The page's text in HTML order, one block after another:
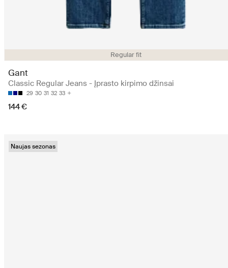
Regular fit
Gant
Classic Regular Jeans - Įprasto kirpimo džinsai
29 30 31 32 33
144 €
Naujas sezonas